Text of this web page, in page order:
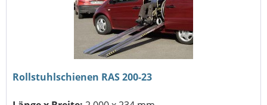
Rollstuhlschienen RAS 200-23